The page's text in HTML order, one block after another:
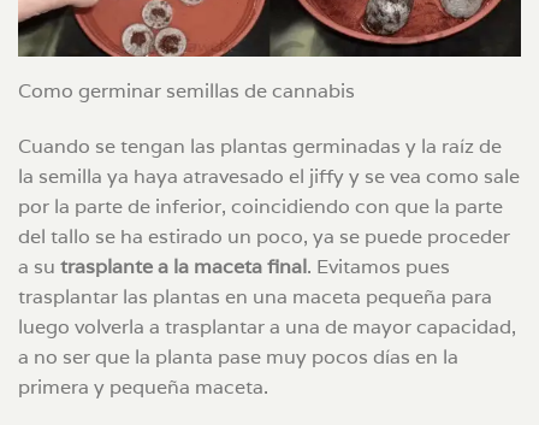
Como germinar semillas de cannabis
Cuando se tengan las plantas germinadas y la raíz de
la semilla ya haya atravesado el jiffy y se vea como sale
por la parte de inferior, coincidiendo con que la parte
del tallo se ha estirado un poco, ya se puede proceder
a su trasplante a la maceta final. Evitamos pues
trasplantar las plantas en una maceta pequeña para
luego volverla a trasplantar a una de mayor capacidad,
a no ser que la planta pase muy pocos días en la
primera y pequeña maceta.